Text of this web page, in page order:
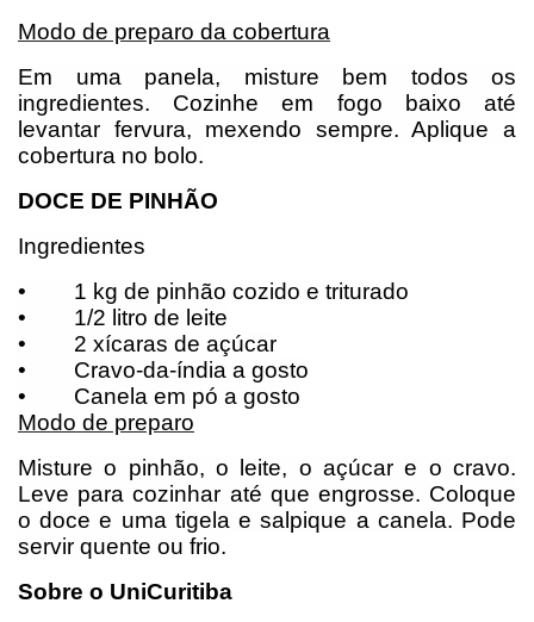
Modo de preparo da cobertura
Em uma panela, misture bem todos os
ingredientes. Cozinhe em fogo baixo até
levantar fervura, mexendo sempre. Aplique a
cobertura no bolo.
DOCE DE PINHÃO
Ingredientes
•
1 kg de pinhão cozido e triturado
•
1/2 litro de leite
•
2 xícaras de açúcar
•
Cravo-da-índia a gosto
•
Canela em pó a gosto
Modo de preparo
Misture o pinhão, o leite, o açúcar e o cravo.
Leve para cozinhar até que engrosse. Coloque
o doce e uma tigela e salpique a canela. Pode
servir quente ou frio.
Sobre o UniCuritiba